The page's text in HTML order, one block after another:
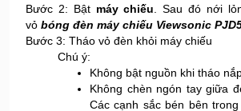
Bước 2: Bật máy chiếu . Sau đó nới
vỏ bóng đèn máy chiếu Viewsonic
Bước 3: Tháo vỏ đèn khỏi máy chiếu
Chú ý:
Không bật nguồn khi tháo
Không chèn ngón tay giữa
Các cạnh sắc bén bên